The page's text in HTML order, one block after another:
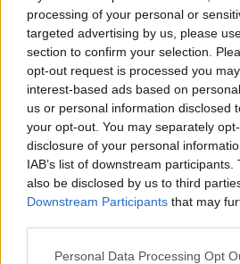
processing of your personal or
targeted advertising by us, please
section to confirm your selection.
opt-out request is processed you
interest-based ads based on
us or personal information disclosed
your opt-out. You may separately
disclosure of your personal
IAB’s list of downstream
also be disclosed by us to third
Downstream Participants that may
Please note that this website/app
Personal Data Processing Opt
halar•2012. május 22.
Cuki esernyős minta, vízálló
combközépig érő szabás -
sárvédő hiánya azért
Szirmos minták
halar•2012. május 08.
Kisebb- nagyobb virágminták